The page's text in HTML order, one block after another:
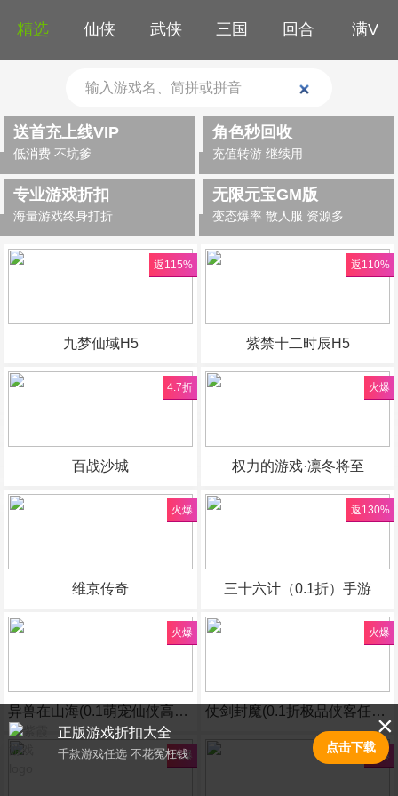
精选 仙侠 武侠 三国 回合 满V
送首充上线VIP
低消费 不坑爹
角色秒回收
充值转游 继续用
专业游戏折扣
海量游戏终身打折
无限元宝GM版
变态爆率 散人服 资源多
九梦仙域H5
返115%
紫禁十二时辰H5
返110%
百战沙城
4.7折
权力的游戏·凛冬将至
火爆
维京传奇
火爆
三十六计（0.1折）手游
返130%
异兽在山海(0.1萌宠仙侠高爆版)H5
火爆
仗剑封魔(0.1折极品侠客任选)H5
火爆
火爆 火爆
×
正版游戏折扣大全
千款游戏任选 不花冤枉钱 点击下载